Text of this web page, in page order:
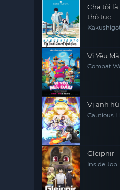
Cha tôi
thô tục
Vì Yêu
Combat
Vị anh
Cautious
Gleipnir
Inside Job